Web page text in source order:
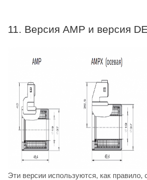
11. Версия AMP и версия
Эти версии используются, как правило,